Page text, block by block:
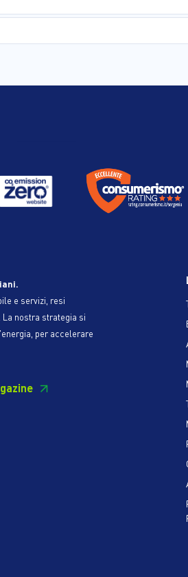
e servizi, resi
nostra strategia si
per accelerare